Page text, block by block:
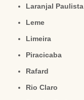
Laranjal Paulista
Leme
Limeira
Piracicaba
Rafard
Rio Claro